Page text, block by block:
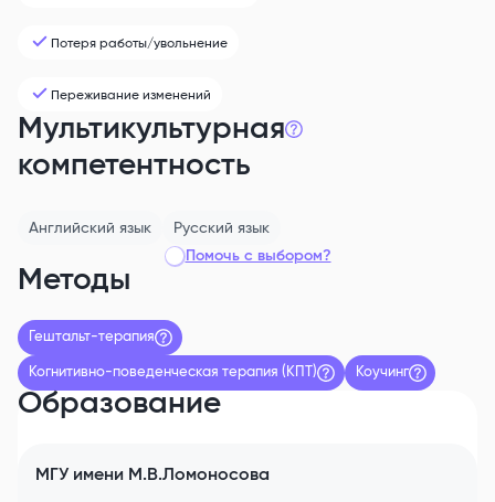
Потеря работы/увольнение
Переживание изменений
Мультикультурная
компетентность
Английский язык Русский язык
Помочь с выбором?
Методы
Гештальт-терапия
Когнитивно-поведенческая терапия (КПТ) Коучинг
Образование
МГУ имени М.В.Ломоносова